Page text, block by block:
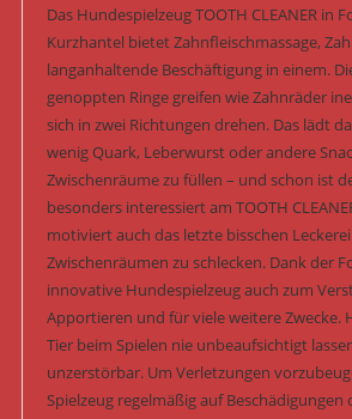
Das Hundespielzeug TOOTH CLEANER in
Kurzhantel bietet Zahnfleischmassage,
langanhaltende Beschäftigung in einem.
genoppten Ringe greifen wie Zahnräder
sich in zwei Richtungen drehen. Das lädt
wenig Quark, Leberwurst oder andere
Zwischenräume zu füllen – und schon ist
besonders interessiert am TOOTH
motiviert auch das letzte bisschen
Zwischenräumen zu schlecken. Dank der
innovative Hundespielzeug auch zum
Apportieren und für viele weitere Zwecke.
Tier beim Spielen nie unbeaufsichtigt
unzerstörbar. Um Verletzungen
Spielzeug regelmäßig auf Beschädigungen